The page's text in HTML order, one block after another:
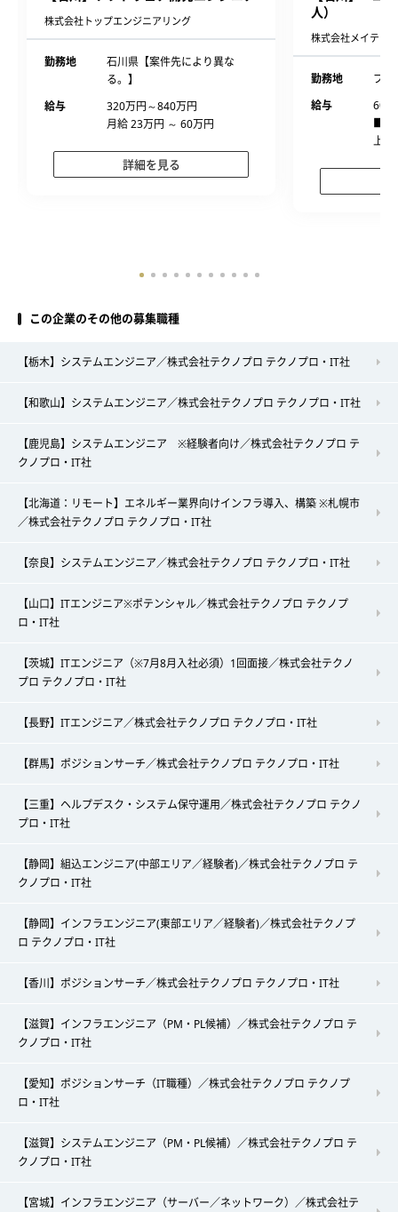
株式会社トップエンジニアリング
勤務地
石川県【案件先により異な
る。】
給与
320万円～840万円
月給 23万円 ～ 60万円
詳細を見る
人）
株式会社メイテック
勤務地
プロ
給与
600
■経
上、
この企業のその他の募集職種
【栃木】システムエンジニア／株式会社テクノプロ テクノプロ・IT社
【和歌山】システムエンジニア／株式会社テクノプロ テクノプロ・IT社
【鹿児島】システムエンジニア ※経験者向け／株式会社テクノプロ テ
クノプロ・IT社
【北海道：リモート】エネルギー業界向けインフラ導入、構築 ※札幌市
／株式会社テクノプロ テクノプロ・IT社
【奈良】システムエンジニア／株式会社テクノプロ テクノプロ・IT社
【山口】ITエンジニア※ポテンシャル／株式会社テクノプロ テクノプ
ロ・IT社
【茨城】ITエンジニア（※7月8月入社必須）1回面接／株式会社テクノ
プロ テクノプロ・IT社
【長野】ITエンジニア／株式会社テクノプロ テクノプロ・IT社
【群馬】ポジションサーチ／株式会社テクノプロ テクノプロ・IT社
【三重】ヘルプデスク・システム保守運用／株式会社テクノプロ テクノ
プロ・IT社
【静岡】組込エンジニア(中部エリア／経験者)／株式会社テクノプロ テ
クノプロ・IT社
【静岡】インフラエンジニア(東部エリア／経験者)／株式会社テクノプ
ロ テクノプロ・IT社
【香川】ポジションサーチ／株式会社テクノプロ テクノプロ・IT社
【滋賀】インフラエンジニア（PM・PL候補）／株式会社テクノプロ テ
クノプロ・IT社
【愛知】ポジションサーチ（IT職種）／株式会社テクノプロ テクノプ
ロ・IT社
【滋賀】システムエンジニア（PM・PL候補）／株式会社テクノプロ テ
クノプロ・IT社
【宮城】インフラエンジニア（サーバー／ネットワーク）／株式会社テ